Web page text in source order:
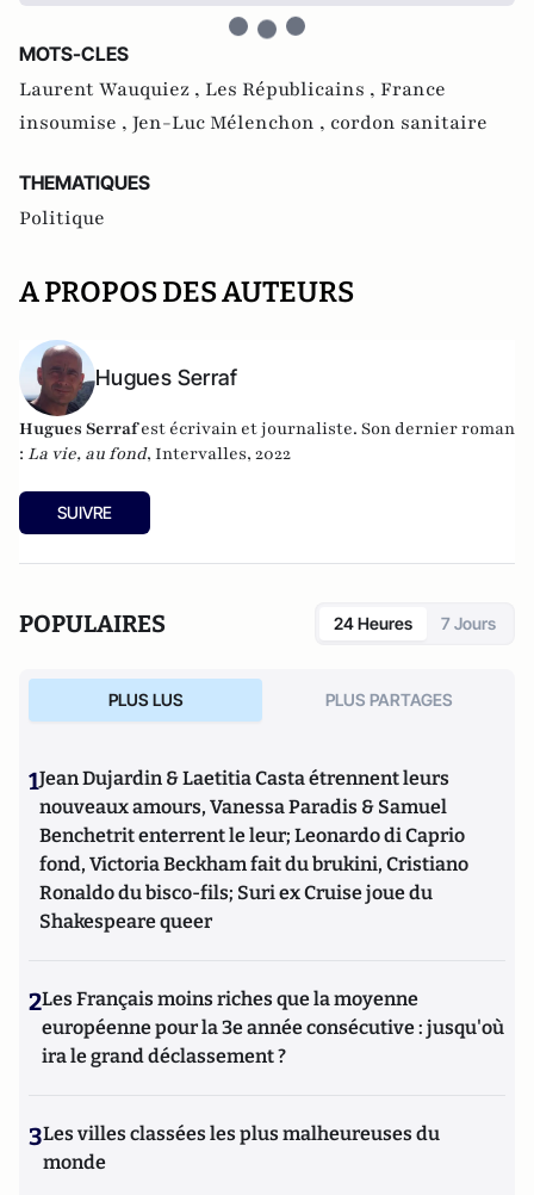
MOTS-CLES
Laurent Wauquiez , Les Républicains , France
insoumise , Jen-Luc Mélenchon , cordon sanitaire
THEMATIQUES
Politique
A PROPOS DES AUTEURS
Hugues Serraf
Hugues Serrafest écrivain et journaliste. Son dernier roman
: La vie, au fond, Intervalles, 2022
SUIVRE
POPULAIRES 24 Heures 7 Jours
PLUS LUS PLUS PARTAGES
1Jean Dujardin & Laetitia Casta étrennent leurs
nouveaux amours, Vanessa Paradis & Samuel
Benchetrit enterrent le leur; Leonardo di Caprio
fond, Victoria Beckham fait du brukini, Cristiano
Ronaldo du bisco-fils; Suri ex Cruise joue du
Shakespeare queer
2Les Français moins riches que la moyenne
européenne pour la 3e année consécutive : jusqu'où
ira le grand déclassement ?
3Les villes classées les plus malheureuses du
monde